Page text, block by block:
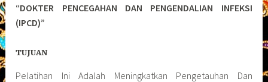
“DOKTER PENCEGAHAN DAN PENGENDALIAN INFEKSI
(IPCD)”
TUJUAN
Pelatihan Ini Adalah Meningkatkan Pengetauhan Dan